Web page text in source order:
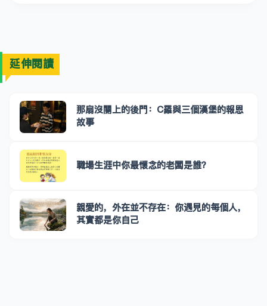
延伸閱讀
那扇沒關上的後門：C羅與三個漢堡的報恩
故事
職場生涯中你最懷念的老闆是誰？
親愛的，外在並不存在：你遇見的每個人，
其實都是你自己